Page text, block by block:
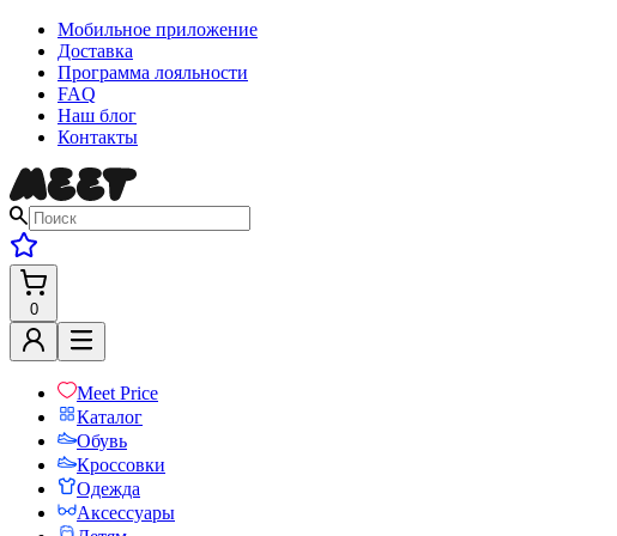
Мобильное приложение
Доставка
Программа лояльности
FAQ
Наш блог
Контакты
0
Meet Price
Каталог
Обувь
Кроссовки
Одежда
Аксессуары